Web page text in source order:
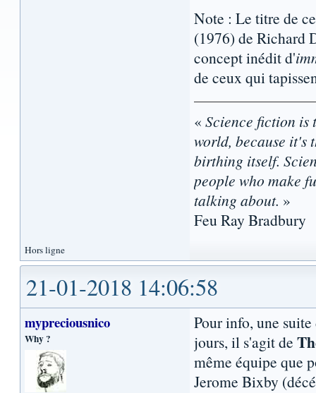
Note : Le titre de
(1976) de Richard
concept inédit d'
de ceux qui
« Science fiction is
world, because it's
birthing itself.
people who make
talking about. »
Feu Ray Bradbury
Hors ligne
21-01-2018 14:06:58
mypreciousnico
Why ?
Pour info, une
jours, il s'agit de
même équipe que
Jerome Bixby